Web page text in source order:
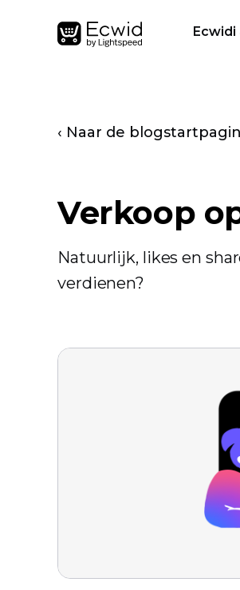
Ecwidi
‹ Naar de
Verkoop
Natuurlijk, likes en
verdienen?